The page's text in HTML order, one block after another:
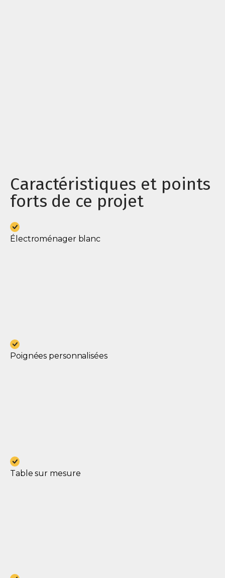
Caractéristiques et points
forts de ce projet
Électroménager blanc
Poignées personnalisées
Table sur mesure